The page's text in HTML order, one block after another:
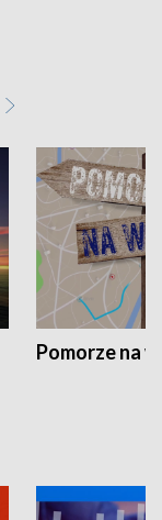
Pomorze na